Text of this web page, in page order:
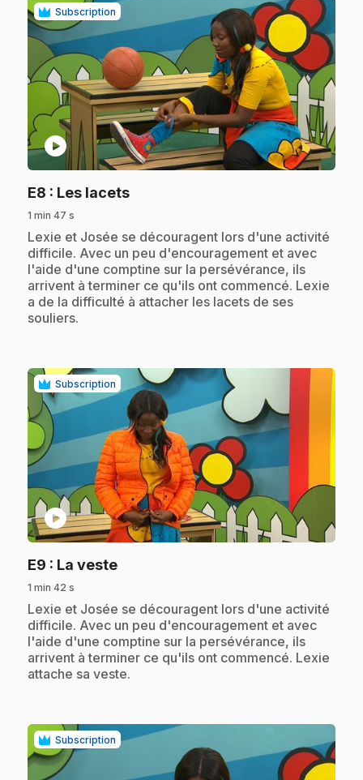
Subscription
play_circle
E8 : Les lacets.
1 min 47 s
.Lexie et Josée se découragent lors d'une activité
difficile. Avec un peu d'encouragement et avec
l'aide d'une comptine sur la persévérance, ils
arrivent à terminer ce qu'ils ont commencé. Lexie
a de la difficulté à attacher les lacets de ses
souliers.
Subscription
play_circle
E9 : La veste.
1 min 42 s
.Lexie et Josée se découragent lors d'une activité
difficile. Avec un peu d'encouragement et avec
l'aide d'une comptine sur la persévérance, ils
arrivent à terminer ce qu'ils ont commencé. Lexie
attache sa veste.
Subscription